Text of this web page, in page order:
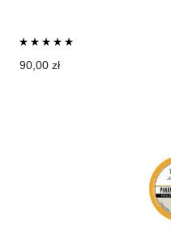
90,00 zł